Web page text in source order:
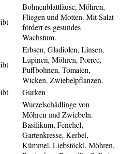
Bohnenblattläuse, Möhren,
Fliegen und Motten. Mit Salat
fördert es gesundes
Wachstum.
Erbsen, Gladiolen, Linsen,
Lupinen, Möhren, Porree,
Puffbohnen, Tomaten,
Wicken, Zwiebelpflanzen.
Gurken
Wurzelschädlinge von
Möhren und Zwiebeln.
Basilikum, Fenchel,
Gartenkresse, Kerbel,
Kümmel, Liebstöckl, Möhren,